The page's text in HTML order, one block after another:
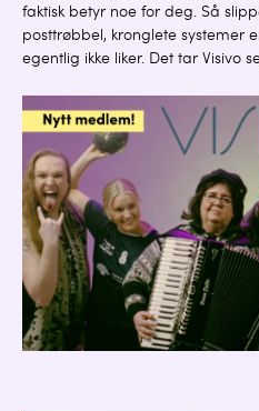
faktisk betyr noe for deg. Så
posttrøbbel, kronglete systemer
egentlig ikke liker. Det tar Visivo